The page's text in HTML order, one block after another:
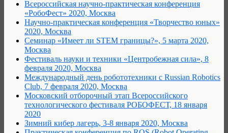
Всероссийская научно-практическая конференция
«РобоФест» 2020, Москва
Научно-практическая конференция «Творчество юных»
2020, Москва
Семинар «Имеет ли STEM границы?», 5 марта 2020,
Москва
Фестиваль науки и техники «Центробежная сила», 8
февраля 2020, Москва
Международный день робототехники с Russian Robotics
Club, 7 февраля 2020, Москва
Московский отборочный этап Всероссийского
технологического фестиваля РОБОФЕСТ, 18 января
2020
Зимний кибер лагерь, 3-8 января 2020, Москва